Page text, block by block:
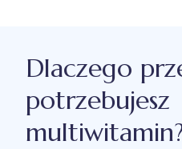
Dlaczego
potrzebujesz